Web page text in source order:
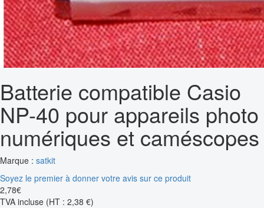
Batterie compatible Casio
NP-40 pour appareils photo
numériques et caméscopes
Marque : satkit
Soyez le premier à donner votre avis sur ce produit
2,78€
TVA incluse (HT : 2,38 €)